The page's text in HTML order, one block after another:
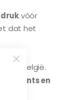
vóór
dat het
en België.
, events en